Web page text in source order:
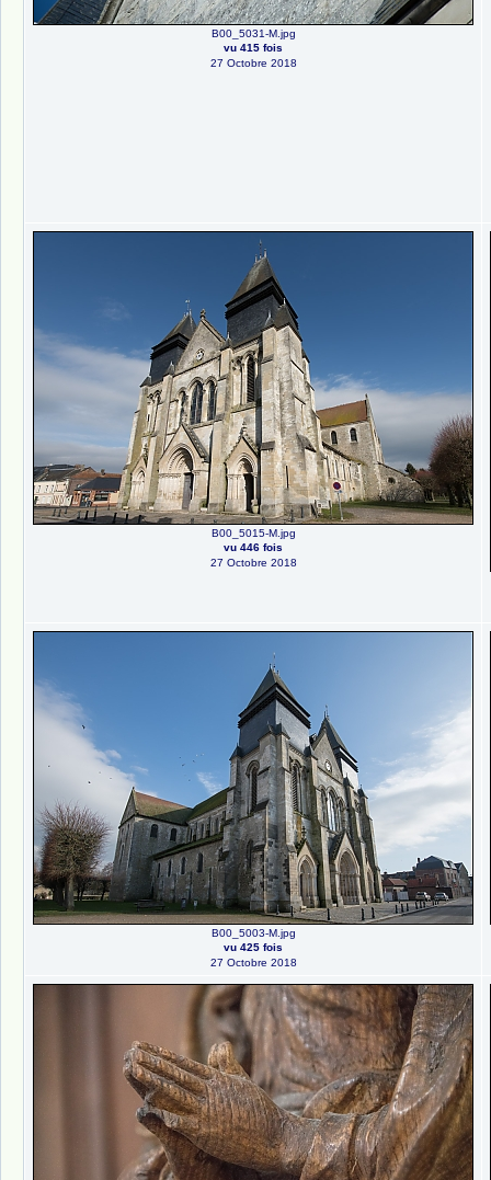
B00_5031-M.jpg
vu 415 fois
27 Octobre 2018
B00_5015-M.jpg
vu 446 fois
27 Octobre 2018
B00_5003-M.jpg
vu 425 fois
27 Octobre 2018